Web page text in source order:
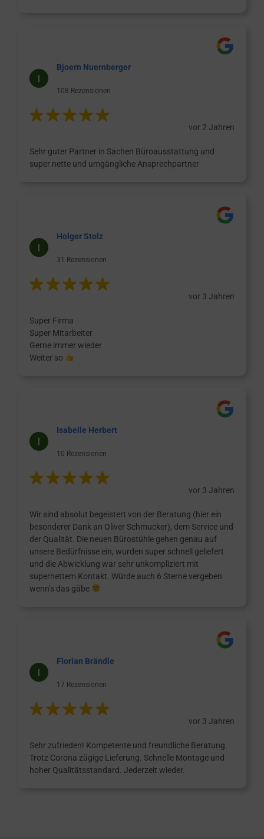
Bjoern Nuernberger
108 Rezensionen
vor 2 Jahren
Sehr guter Partner in Sachen Büroausstattung und
super nette und umgängliche Ansprechpartner
Holger Stolz
31 Rezensionen
vor 3 Jahren
Super Firma
Super Mitarbeiter
Gerne immer wieder
Weiter so
Isabelle Herbert
10 Rezensionen
vor 3 Jahren
Wir sind absolut begeistert von der Beratung (hier ein
besonderer Dank an Oliver Schmucker), dem Service und
der Qualität. Die neuen Bürostühle gehen genau auf
unsere Bedürfnisse ein, wurden super schnell geliefert
und die Abwicklung war sehr unkompliziert mit
supernettem Kontakt. Würde auch 6 Sterne vergeben
wenn’s das gäbe
Florian Brändle
17 Rezensionen
vor 3 Jahren
Sehr zufrieden! Kompetente und freundliche Beratung.
Trotz Corona zügige Lieferung. Schnelle Montage und
hoher Qualitätsstandard. Jederzeit wieder.